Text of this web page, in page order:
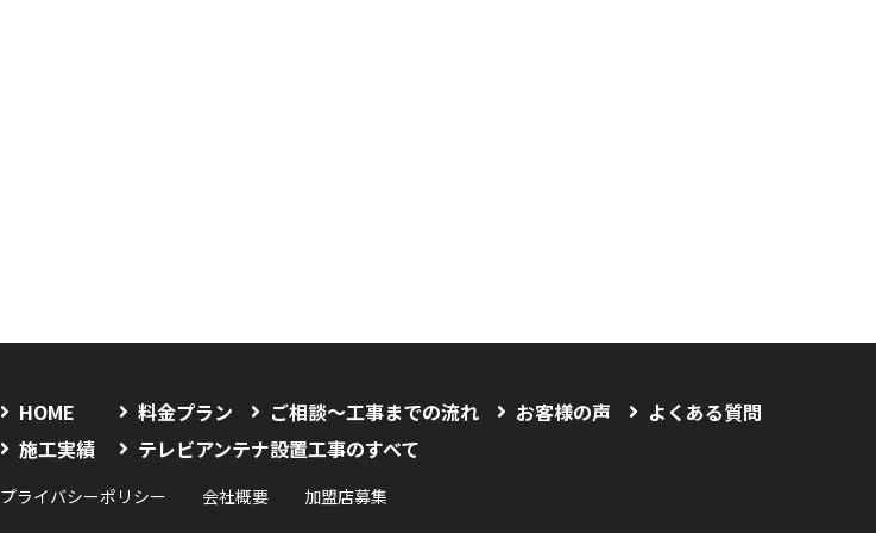
HOME 料金プラン ご相談〜工事までの流れ お客様の声
よくある質問
施工実績
テレビアンテナ設置工事のすべて
プライバシーポリシー 会社概要 加盟店募集